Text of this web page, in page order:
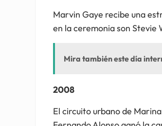
Marvin Gaye recibe una
en la ceremonia son Stevie
Mira también este día
2008
El circuito urbano de